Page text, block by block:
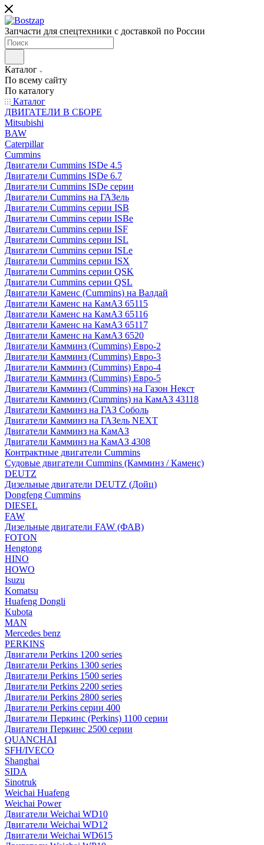
Запчасти для спецтехники с доставкой по России
Каталог
По всему сайту
По каталогу
Каталог
ДВИГАТЕЛИ В СБОРЕ
Mitsubishi
BAW
Caterpillar
Cummins
Двигатели Cummins ISDe 4.5
Двигатели Cummins ISDe 6.7
Двигатели Cummins ISDe серии
Двигатели Cummins на ГАЗель
Двигатели Cummins серии ISB
Двигатели Cummins серии ISBe
Двигатели Cummins серии ISF
Двигатели Cummins серии ISL
Двигатели Cummins серии ISLe
Двигатели Cummins серии ISX
Двигатели Cummins серии QSK
Двигатели Cummins серии QSL
Двигатели Каменс (Cummins) на Валдай
Двигатели Каменс на КамАЗ 65115
Двигатели Каменс на КамАЗ 65116
Двигатели Каменс на КамАЗ 65117
Двигатели Каменс на КамАЗ 6520
Двигатели Камминз (Cummins) Евро-2
Двигатели Камминз (Cummins) Евро-3
Двигатели Камминз (Cummins) Евро-4
Двигатели Камминз (Cummins) Евро-5
Двигатели Камминз (Cummins) на Газон Некст
Двигатели Камминз (Cummins) на КамАЗ 43118
Двигатели Камминз на ГАЗ Соболь
Двигатели Камминз на ГАЗель NEXT
Двигатели Камминз на КамАЗ
Двигатели Камминз на КамАЗ 4308
Контрактные двигатели Cummins
Судовые двигатели Cummins (Камминз / Каменс)
DEUTZ
Дизельные двигатели DEUTZ (Дойц)
Dongfeng Cummins
DIESEL
FAW
Дизельные двигатели FAW (ФАВ)
FOTON
Hengtong
HINO
HOWO
Isuzu
Komatsu
Huafeng Dongli
Kubota
MAN
Mercedes benz
PERKINS
Двигатели Perkins 1200 series
Двигатели Perkins 1300 series
Двигатели Perkins 1500 series
Двигатели Perkins 2200 series
Двигатели Perkins 2800 series
Двигатели Perkins серии 400
Двигатели Перкинс (Perkins) 1100 серии
Двигатели Перкинс 2500 серии
QUANCHAI
SFH/IVECO
Shanghai
SIDA
Sinotruk
Weichai Huafeng
Weichai Power
Двигатели Weichai WD10
Двигатели Weichai WD12
Двигатели Weichai WD615